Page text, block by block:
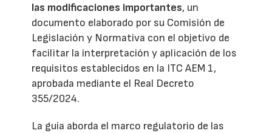
las modificaciones importantes, un
documento elaborado por su Comisión de
Legislación y Normativa con el objetivo de
facilitar la interpretación y aplicación de los
requisitos establecidos en la ITC AEM 1,
aprobada mediante el Real Decreto
355/2024.
La guía aborda el marco regulatorio de las